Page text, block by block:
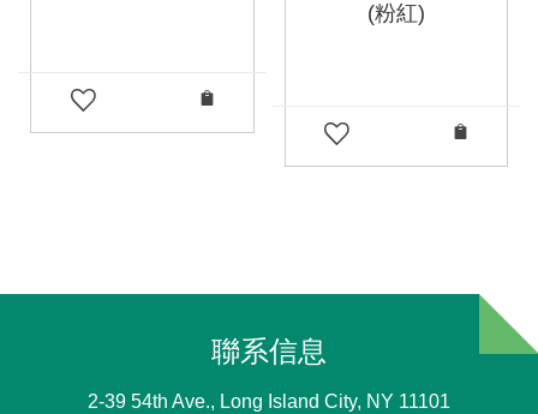
(粉紅)
聯系信息
2-39 54th Ave., Long Island City, NY 11101